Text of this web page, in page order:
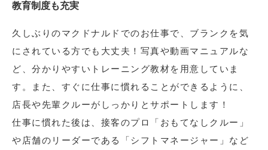
教育制度も充実
久しぶりのマクドナルドでのお仕事で、ブランクを気
にされている方でも大丈夫！写真や動画マニュアルな
ど、分かりやすいトレーニング教材を用意していま
す。また、すぐに仕事に慣れることができるように、
店長や先輩クルーがしっかりとサポートします！
仕事に慣れた後は、接客のプロ「おもてなしクルー」
や店舗のリーダーである「シフトマネージャー」など